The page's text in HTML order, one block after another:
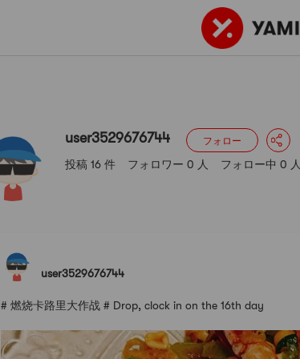
user3529676744 フォロー
投稿 16 件 フォロワー 0 人 フォロー中 0 人
user3529676744
# 燃烧卡路里大作战 # Drop, clock in on the 16th day